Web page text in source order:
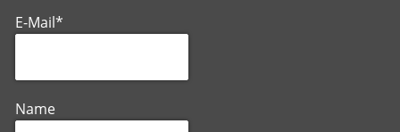
E-Mail*
Name